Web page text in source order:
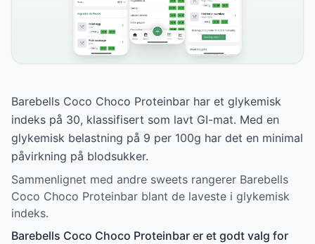
Barebells Coco Choco Proteinbar har et glykemisk
indeks på 30, klassifisert som lavt GI-mat. Med en
glykemisk belastning på 9 per 100g har det en minimal
påvirkning på blodsukker.
Sammenlignet med andre sweets rangerer Barebells
Coco Choco Proteinbar blant de laveste i glykemisk
indeks.
Barebells Coco Choco Proteinbar er et godt valg for